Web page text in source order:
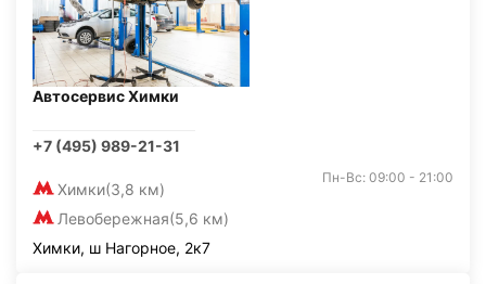
Автосервис Химки
+7 (495) 989-21-31
Химки(3,8 км)
Левобережная(5,6 км)
Пн-Вс: 09:00 - 21:00
Химки, ш Нагорное, 2к7